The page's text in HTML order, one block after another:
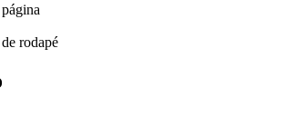
rodapé